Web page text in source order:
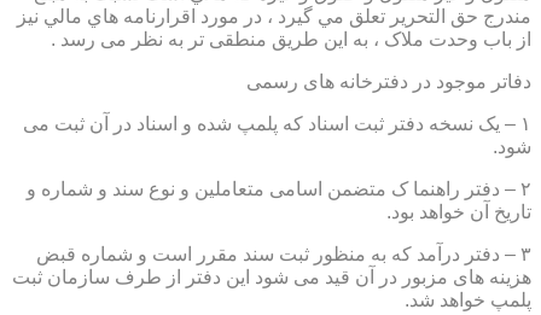
مندرج حق التحرير تعلق مي گيرد ، در مورد اقرارنامه هاي مالي نيز
از باب وحدت ملاک ، به این طریق منطقی تر به نظر می رسد .
دفاتر موجود در دفترخانه های رسمی
۱ – یک نسخه دفتر ثبت اسناد که پلمپ شده و اسناد در آن ثبت می
شود.
۲ – دفتر راهنما ک متضمن اسامی متعاملین و نوع سند و شماره و
تاریخ آن خواهد بود.
۳ – دفتر درآمد که به منظور ثبت سند مقرر است و شماره قبض
هزینه های مزبور در آن قید می شود این دفتر از طرف سازمان ثبت
پلمپ خواهد شد.